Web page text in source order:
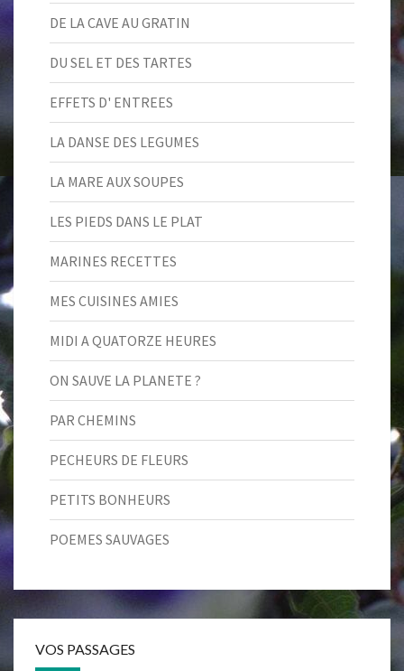
DE LA CAVE AU GRATIN
DU SEL ET DES TARTES
EFFETS D' ENTREES
LA DANSE DES LEGUMES
LA MARE AUX SOUPES
LES PIEDS DANS LE PLAT
MARINES RECETTES
MES CUISINES AMIES
MIDI A QUATORZE HEURES
ON SAUVE LA PLANETE ?
PAR CHEMINS
PECHEURS DE FLEURS
PETITS BONHEURS
POEMES SAUVAGES
VOS PASSAGES